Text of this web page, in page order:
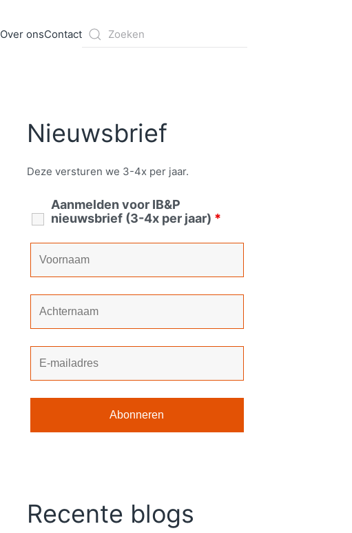
Over onsContact
Nieuwsbrief
Deze versturen we 3-4x per jaar.
Aanmelden voor IB&P
nieuwsbrief (3-4x per jaar) *
Recente blogs